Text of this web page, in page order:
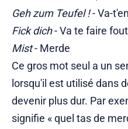
Geh zum Teufel !- Va-
Fick dich- Va te faire
Mist- Merde
Ce gros mot seul a un
lorsqu'il est utilisé dans
devenir plus dur. Par
signifie « quel tas de